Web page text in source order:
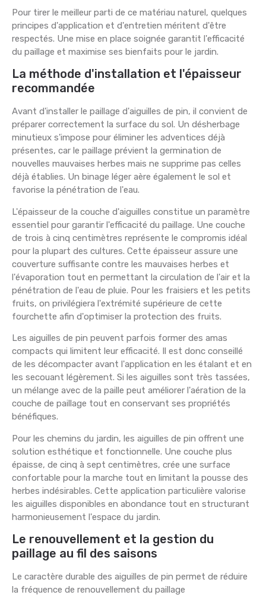
Pour tirer le meilleur parti de ce matériau naturel, quelques
principes d'application et d'entretien méritent d'être
respectés. Une mise en place soignée garantit l'efficacité
du paillage et maximise ses bienfaits pour le jardin.
La méthode d'installation et l'épaisseur
recommandée
Avant d'installer le paillage d'aiguilles de pin, il convient de
préparer correctement la surface du sol. Un désherbage
minutieux s'impose pour éliminer les adventices déjà
présentes, car le paillage prévient la germination de
nouvelles mauvaises herbes mais ne supprime pas celles
déjà établies. Un binage léger aère également le sol et
favorise la pénétration de l'eau.
L'épaisseur de la couche d'aiguilles constitue un paramètre
essentiel pour garantir l'efficacité du paillage. Une couche
de trois à cinq centimètres représente le compromis idéal
pour la plupart des cultures. Cette épaisseur assure une
couverture suffisante contre les mauvaises herbes et
l'évaporation tout en permettant la circulation de l'air et la
pénétration de l'eau de pluie. Pour les fraisiers et les petits
fruits, on privilégiera l'extrémité supérieure de cette
fourchette afin d'optimiser la protection des fruits.
Les aiguilles de pin peuvent parfois former des amas
compacts qui limitent leur efficacité. Il est donc conseillé
de les décompacter avant l'application en les étalant et en
les secouant légèrement. Si les aiguilles sont très tassées,
un mélange avec de la paille peut améliorer l'aération de la
couche de paillage tout en conservant ses propriétés
bénéfiques.
Pour les chemins du jardin, les aiguilles de pin offrent une
solution esthétique et fonctionnelle. Une couche plus
épaisse, de cinq à sept centimètres, crée une surface
confortable pour la marche tout en limitant la pousse des
herbes indésirables. Cette application particulière valorise
les aiguilles disponibles en abondance tout en structurant
harmonieusement l'espace du jardin.
Le renouvellement et la gestion du
paillage au fil des saisons
Le caractère durable des aiguilles de pin permet de réduire
la fréquence de renouvellement du paillage